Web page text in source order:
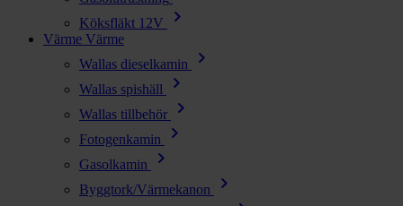
Köksfläkt 12V chevron_right
Värme Värme
Wallas dieselkamin
chevron_right
Wallas spishäll chevron_right
Wallas tillbehör chevron_right
Fotogenkamin chevron_right
Gasolkamin chevron_right
Byggtork/Värmekanon chevron_right